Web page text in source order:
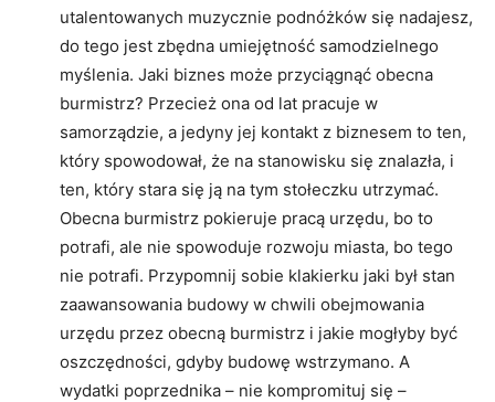
utalentowanych muzycznie podnóżków się nadajesz,
do tego jest zbędna umiejętność samodzielnego
myślenia. Jaki biznes może przyciągnąć obecna
burmistrz? Przecież ona od lat pracuje w
samorządzie, a jedyny jej kontakt z biznesem to ten,
który spowodował, że na stanowisku się znalazła, i
ten, który stara się ją na tym stołeczku utrzymać.
Obecna burmistrz pokieruje pracą urzędu, bo to
potrafi, ale nie spowoduje rozwoju miasta, bo tego
nie potrafi. Przypomnij sobie klakierku jaki był stan
zaawansowania budowy w chwili obejmowania
urzędu przez obecną burmistrz i jakie mogłyby być
oszczędności, gdyby budowę wstrzymano. A
wydatki poprzednika – nie kompromituj się –